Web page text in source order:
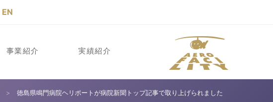
EN
事業紹介 実績紹介
> 徳島県鳴門病院ヘリポートが病院新聞トップ記事で取り上げられました